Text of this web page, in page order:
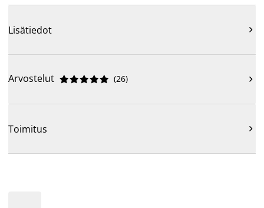
Lisätiedot 
Arvostelut 




 (26) 
Toimitus 